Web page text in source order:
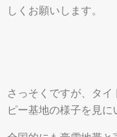
草花・薬草・薬木
森林セラピー モデ
森林セラピー弁当
しくお願いします。
さっそくですが、タ
ピー基地の様子を見に